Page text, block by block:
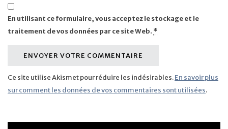
En utilisant ce formulaire, vous acceptez le stockage et le
traitement de vos données par ce site Web. *
Ce site utilise Akismet pour réduire les indésirables.En savoir plus
sur comment les données de vos commentaires sont utilisées.